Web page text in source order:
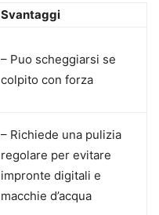
Svantaggi
– Puo scheggiarsi se
colpito con forza
– Richiede una pulizia
regolare per evitare
impronte digitali e
macchie d’acqua